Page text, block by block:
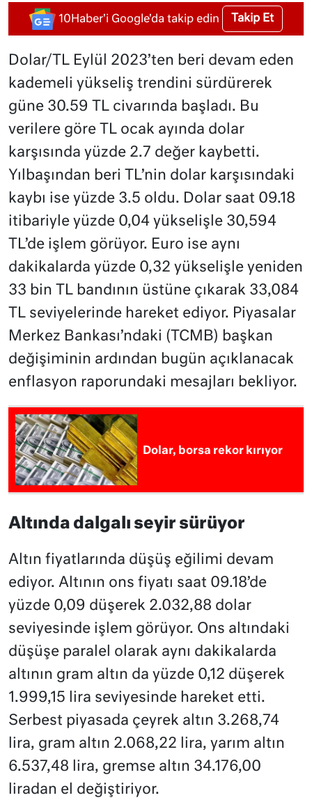
10Haber'i Google'da takip edin Takip Et
Dolar/TL Eylül 2023’ten beri devam eden
kademeli yükseliş trendini sürdürerek
güne 30.59 TL civarında başladı. Bu
verilere göre TL ocak ayında dolar
karşısında yüzde 2.7 değer kaybetti.
Yılbaşından beri TL’nin dolar karşısındaki
kaybı ise yüzde 3.5 oldu. Dolar saat 09.18
itibariyle yüzde 0,04 yükselişle 30,594
TL’de işlem görüyor. Euro ise aynı
dakikalarda yüzde 0,32 yükselişle yeniden
33 bin TL bandının üstüne çıkarak 33,084
TL seviyelerinde hareket ediyor. Piyasalar
Merkez Bankası’ndaki (TCMB) başkan
değişiminin ardından bugün açıklanacak
enflasyon raporundaki mesajları bekliyor.
Dolar, borsa rekor kırıyor
Altında dalgalı seyir sürüyor
Altın fiyatlarında düşüş eğilimi devam
ediyor. Altının ons fiyatı saat 09.18’de
yüzde 0,09 düşerek 2.032,88 dolar
seviyesinde işlem görüyor. Ons altındaki
düşüşe paralel olarak aynı dakikalarda
altının gram altın da yüzde 0,12 düşerek
1.999,15 lira seviyesinde hareket etti.
Serbest piyasada çeyrek altın 3.268,74
lira, gram altın 2.068,22 lira, yarım altın
6.537,48 lira, gremse altın 34.176,00
liradan el değiştiriyor.